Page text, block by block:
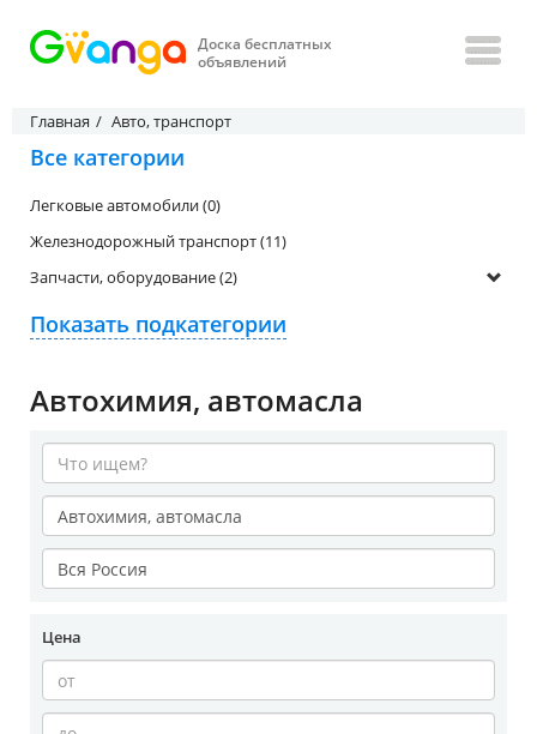
Доска бесплатных
объявлений
Главная Авто, транспорт
Все категории
Легковые автомобили (0)
Железнодорожный транспорт (11)
Запчасти, оборудование (2)
Показать подкатегории
Автохимия, автомасла
Цена